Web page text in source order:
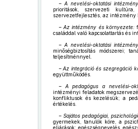
– A nevelési-oktatási
prioritások, szervezeti
szervezetfejlesztés, az intézmény
–Az intézmény és környezete:
családdal való kapcsolattartás és
– A nevelési-oktatási
minőségbiztosítás módszerei;
teljesítménnyel.
–Az integráció és szegregáció
együttműködés.
– A pedagógus a nevelési-
intézményi feladatok
konfliktusok és kezelésük; a
értékelés.
– Sajátos pedagógiai,
gyermekek, tanulók köre, a
eljárások; egészségnevelés,